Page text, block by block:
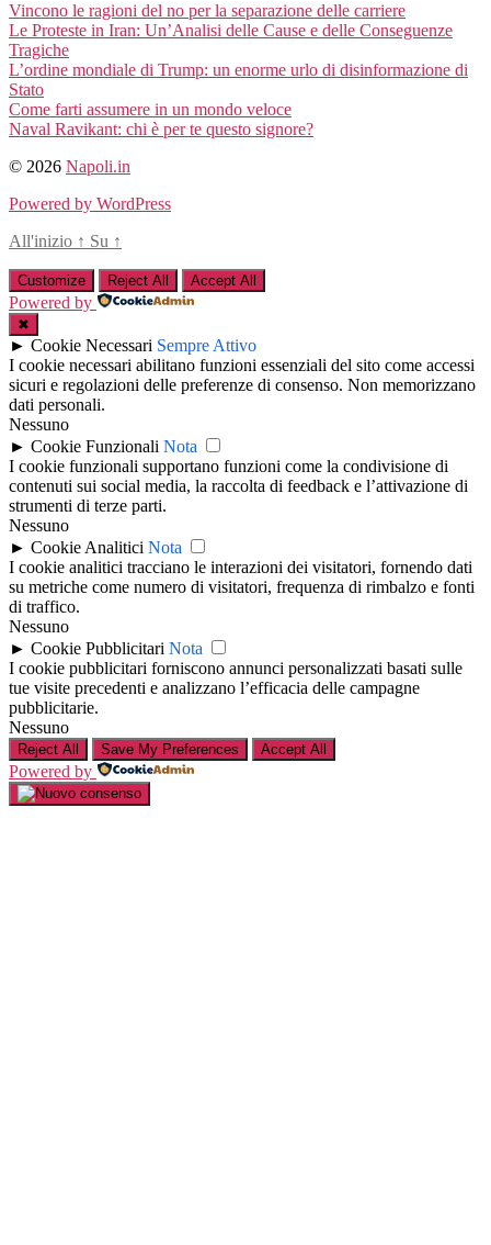
Vincono le ragioni del no per la separazione delle carriere
Le Proteste in Iran: Un’Analisi delle Cause e delle Conseguenze
Tragiche
L’ordine mondiale di Trump: un enorme urlo di disinformazione di
Stato
Come farti assumere in un mondo veloce
Naval Ravikant: chi è per te questo signore?
© 2026 Napoli.in
Powered by WordPress
All'inizio ↑ Su ↑
Customize Reject All Accept All
Powered by
✖
► Cookie Necessari Sempre Attivo
I cookie necessari abilitano funzioni essenziali del sito come accessi
sicuri e regolazioni delle preferenze di consenso. Non memorizzano
dati personali.
Nessuno
► Cookie Funzionali Nota
I cookie funzionali supportano funzioni come la condivisione di
contenuti sui social media, la raccolta di feedback e l’attivazione di
strumenti di terze parti.
Nessuno
► Cookie Analitici Nota
I cookie analitici tracciano le interazioni dei visitatori, fornendo dati
su metriche come numero di visitatori, frequenza di rimbalzo e fonti
di traffico.
Nessuno
► Cookie Pubblicitari Nota
I cookie pubblicitari forniscono annunci personalizzati basati sulle
tue visite precedenti e analizzano l’efficacia delle campagne
pubblicitarie.
Nessuno
Reject All Save My Preferences Accept All
Powered by